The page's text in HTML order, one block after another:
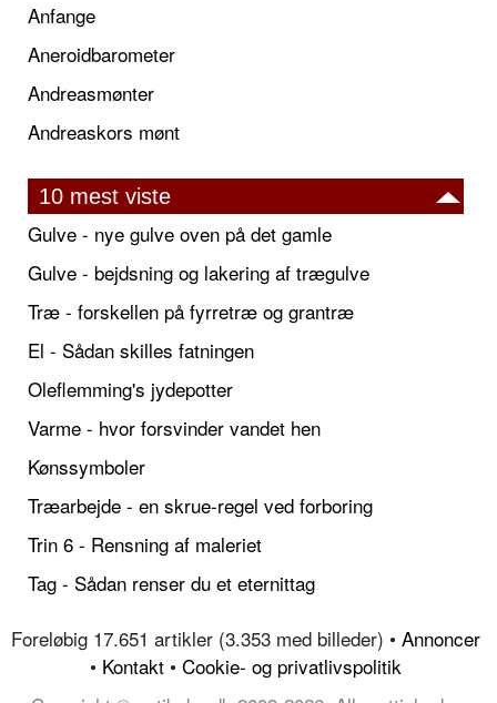
Anfange
Aneroidbarometer
Andreasmønter
Andreaskors mønt
10 mest viste
Gulve - nye gulve oven på det gamle
Gulve - bejdsning og lakering af trægulve
Træ - forskellen på fyrretræ og grantræ
El - Sådan skilles fatningen
Oleflemming's jydepotter
Varme - hvor forsvinder vandet hen
Kønssymboler
Træarbejde - en skrue-regel ved forboring
Trin 6 - Rensning af maleriet
Tag - Sådan renser du et eternittag
Foreløbig 17.651 artikler (3.353 med billeder) • Annoncer
• Kontakt • Cookie- og privatlivspolitik